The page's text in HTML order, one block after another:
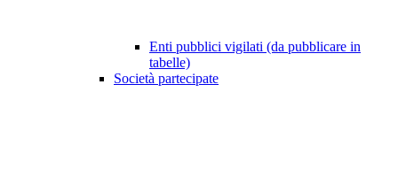
Enti pubblici vigilati (da pubblicare in
tabelle)
Società partecipate